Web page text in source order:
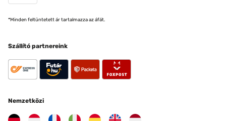
*Minden feltüntetett ár tartalmazza az áfát.
Szállító partnereink
Nemzetközi